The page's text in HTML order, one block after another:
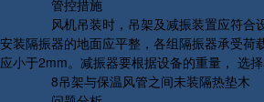
管控措施
风机吊装时，吊架及减振装置应符合
安装隔振器的地面应平整，各组隔振器承受荷
应小于2mm。减振器要根据设备的重量， 选择
8吊架与保温风管之间未装隔热垫木